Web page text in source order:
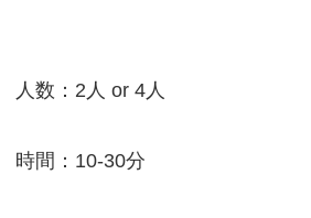
人数：2人 or 4人
時間：10-30分